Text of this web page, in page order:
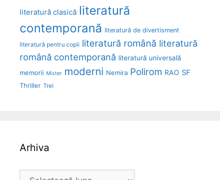
literatură clasică literatură
contemporană literatură de divertisment
literatură pentru copii literatură română literatură
română contemporană literatură universală
memorii Mister moderni Nemira Polirom RAO SF
Thriller Trei
Arhiva
Arhiva